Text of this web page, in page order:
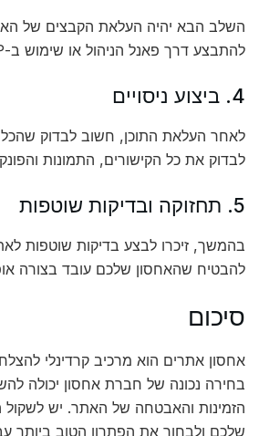
השלב הבא יהיה העלאת הקבצים של
להתבצע דרך פאנל הניהול או שימוש ב-FTP.
4. ביצוע ניסויים
לאחר העלאת התוכן, חשוב לבדוק
לבדוק את כל הקישורים, התמונות
5. תחזוקה ובדיקות שוטפות
בהמשך, זיכרו לבצע בדיקות שוטפות
להבטיח שהאחסון שלכם עובד בצורה
סיכום
אחסון אתרים הוא מרכיב קרדינלי
בחירה נכונה של חברת אחסון יכולה
הזמינות והאבטחה של האתר. יש
שלכם ולבחור את הפתרון הטוב ביותר